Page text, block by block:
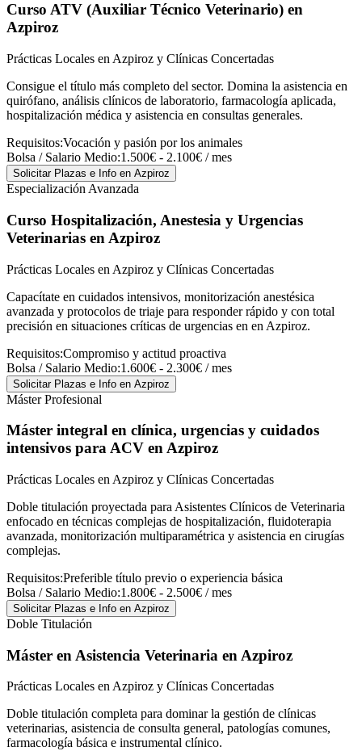
Curso ATV (Auxiliar Técnico Veterinario) en
Azpiroz
Prácticas Locales en Azpiroz y Clínicas Concertadas
Consigue el título más completo del sector. Domina la asistencia en
quirófano, análisis clínicos de laboratorio, farmacología aplicada,
hospitalización médica y asistencia en consultas generales.
Requisitos:Vocación y pasión por los animales
Bolsa / Salario Medio:1.500€ - 2.100€ / mes
Solicitar Plazas e Info en Azpiroz
Especialización Avanzada
Curso Hospitalización, Anestesia y Urgencias
Veterinarias en Azpiroz
Prácticas Locales en Azpiroz y Clínicas Concertadas
Capacítate en cuidados intensivos, monitorización anestésica
avanzada y protocolos de triaje para responder rápido y con total
precisión en situaciones críticas de urgencias en en Azpiroz.
Requisitos:Compromiso y actitud proactiva
Bolsa / Salario Medio:1.600€ - 2.300€ / mes
Solicitar Plazas e Info en Azpiroz
Máster Profesional
Máster integral en clínica, urgencias y cuidados
intensivos para ACV en Azpiroz
Prácticas Locales en Azpiroz y Clínicas Concertadas
Doble titulación proyectada para Asistentes Clínicos de Veterinaria
enfocado en técnicas complejas de hospitalización, fluidoterapia
avanzada, monitorización multiparamétrica y asistencia en cirugías
complejas.
Requisitos:Preferible título previo o experiencia básica
Bolsa / Salario Medio:1.800€ - 2.500€ / mes
Solicitar Plazas e Info en Azpiroz
Doble Titulación
Máster en Asistencia Veterinaria en Azpiroz
Prácticas Locales en Azpiroz y Clínicas Concertadas
Doble titulación completa para dominar la gestión de clínicas
veterinarias, asistencia de consulta general, patologías comunes,
farmacología básica e instrumental clínico.